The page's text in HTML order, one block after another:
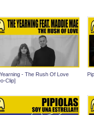
- The Rush Of Love
Clip]